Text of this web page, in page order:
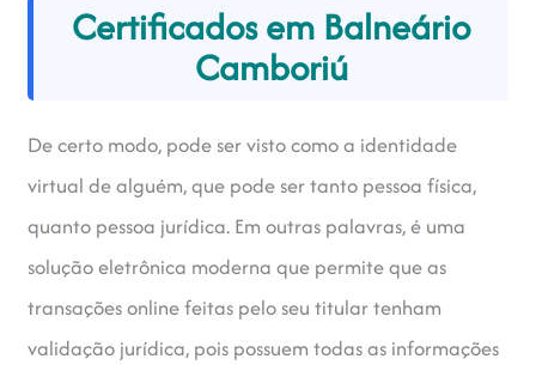
Certificados em Balneário
Camboriú
De certo modo, pode ser visto como a identidade
virtual de alguém, que pode ser tanto pessoa física,
quanto pessoa jurídica. Em outras palavras, é uma
solução eletrônica moderna que permite que as
transações online feitas pelo seu titular tenham
validação jurídica, pois possuem todas as informações